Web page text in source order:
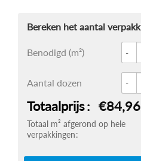
Benodigd (m²)
Aantal dozen
Totaal m² afgerond op hele
verpakkingen
Totaalprijs €84,96